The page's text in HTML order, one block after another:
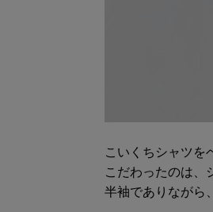
こいくちシャツを
こだわったのは、
半袖でありながら